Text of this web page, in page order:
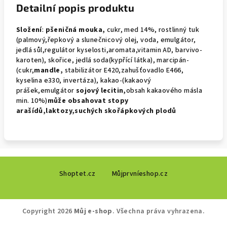
Detailní popis produktu
Složení: pšeničná mouka,cukr, med 14%, rostlinný tuk
(palmový,řepkový a slunečnicový olej, voda, emulgátor,
jedlá sůl,regulátor kyselosti,aromata,vitamin AD, barvivo-
karoten), skořice, jedlá soda(kypřící látka), marcipán-
(cukr,mandle, stabilizátor E420,zahušťovadlo E466,
kyselina e330, invertáza), kakao-(kakaový
prášek,emulgátor sojový lecitin,obsah kakaového másla
min. 10%)může obsahovat stopy
arašídů,laktozy,suchých skořápkových plodů
Shoptet.cz Můjprvníeshop.cz
Copyright 2026 Můj e-shop. Všechna práva vyhrazena.